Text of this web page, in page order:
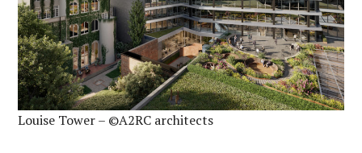
Louise Tower – ©A2RC architects